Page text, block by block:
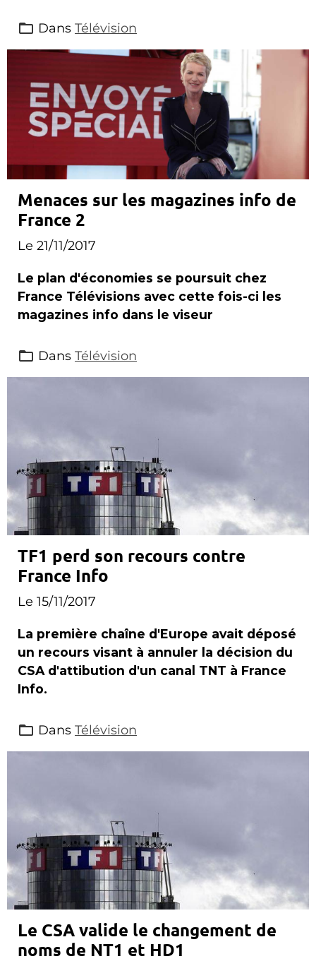
Dans Télévision
Menaces sur les magazines info de
France 2
Le 21/11/2017
Le plan d'économies se poursuit chez
France Télévisions avec cette fois-ci les
magazines info dans le viseur
Dans Télévision
TF1 perd son recours contre
France Info
Le 15/11/2017
La première chaîne d'Europe avait déposé
un recours visant à annuler la décision du
CSA d'attibution d'un canal TNT à France
Info.
Dans Télévision
Le CSA valide le changement de
noms de NT1 et HD1